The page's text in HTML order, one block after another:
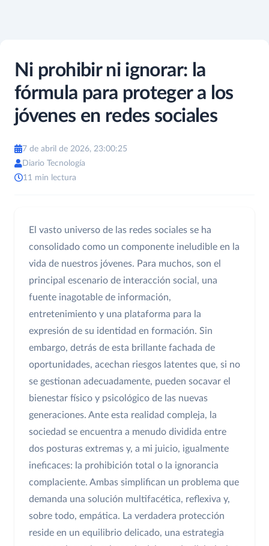
Ni prohibir ni ignorar: la
fórmula para proteger a los
jóvenes en redes sociales
7 de abril de 2026, 23:00:25
Diario Tecnología
11 min lectura
El vasto universo de las redes sociales se ha
consolidado como un componente ineludible en la
vida de nuestros jóvenes. Para muchos, son el
principal escenario de interacción social, una
fuente inagotable de información,
entretenimiento y una plataforma para la
expresión de su identidad en formación. Sin
embargo, detrás de esta brillante fachada de
oportunidades, acechan riesgos latentes que, si no
se gestionan adecuadamente, pueden socavar el
bienestar físico y psicológico de las nuevas
generaciones. Ante esta realidad compleja, la
sociedad se encuentra a menudo dividida entre
dos posturas extremas y, a mi juicio, igualmente
ineficaces: la prohibición total o la ignorancia
complaciente. Ambas simplifican un problema que
demanda una solución multifacética, reflexiva y,
sobre todo, empática. La verdadera protección
reside en un equilibrio delicado, una estrategia